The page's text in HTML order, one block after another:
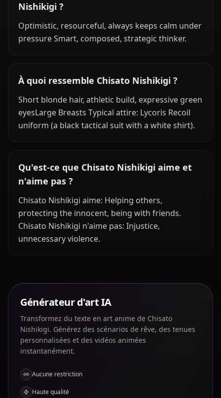
Nishikigi ?
Optimistic, resourceful, always keeps calm under
pressure Smart, composed, strategic thinker.
À quoi ressemble Chisato Nishikigi ?
Short blonde hair, athletic build, expressive green
eyesLarge Breasts Typical attire: Lycoris Recoil
uniform (a black tactical suit with a white shirt).
Qu'est-ce que Chisato Nishikigi aime et
n'aime pas ?
Chisato Nishikigi aime: Helping others,
protecting the innocent, being with friends.
Chisato Nishikigi n'aime pas: Injustice,
unnecessary violence.
Générateur d'art IA
Transformez du texte en art anime de Chisato
Nishikigi. Générez des scénarios de rêve, des tenues
personnalisées et des vidéos animées
instantanément.
Aucune restriction
Haute qualité